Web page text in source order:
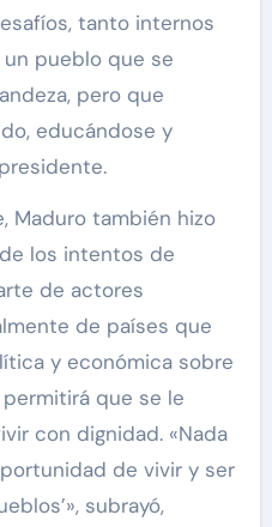
tanto internos
un pueblo que se
pero que
educándose y
Maduro también hizo
los intentos de
de actores
de países que
y económica sobre
que se le
con dignidad. «Nada
de vivir y ser
subrayó,